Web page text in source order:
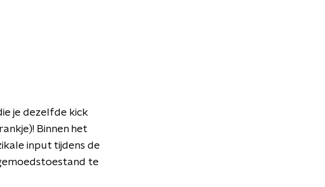
je dezelfde kick
Binnen het
input tijdens de
te